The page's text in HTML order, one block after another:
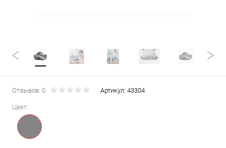
Отзывов: 0 Артикул: 43304
Цвет: